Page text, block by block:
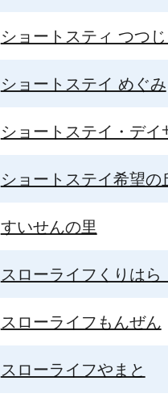
ショートスティ つつ
ショートステイ めぐみ
ショートステイ・デ
ショートステイ希望の
すいせんの里
スローライフくりはら
スローライフもんぜん
スローライフやまと